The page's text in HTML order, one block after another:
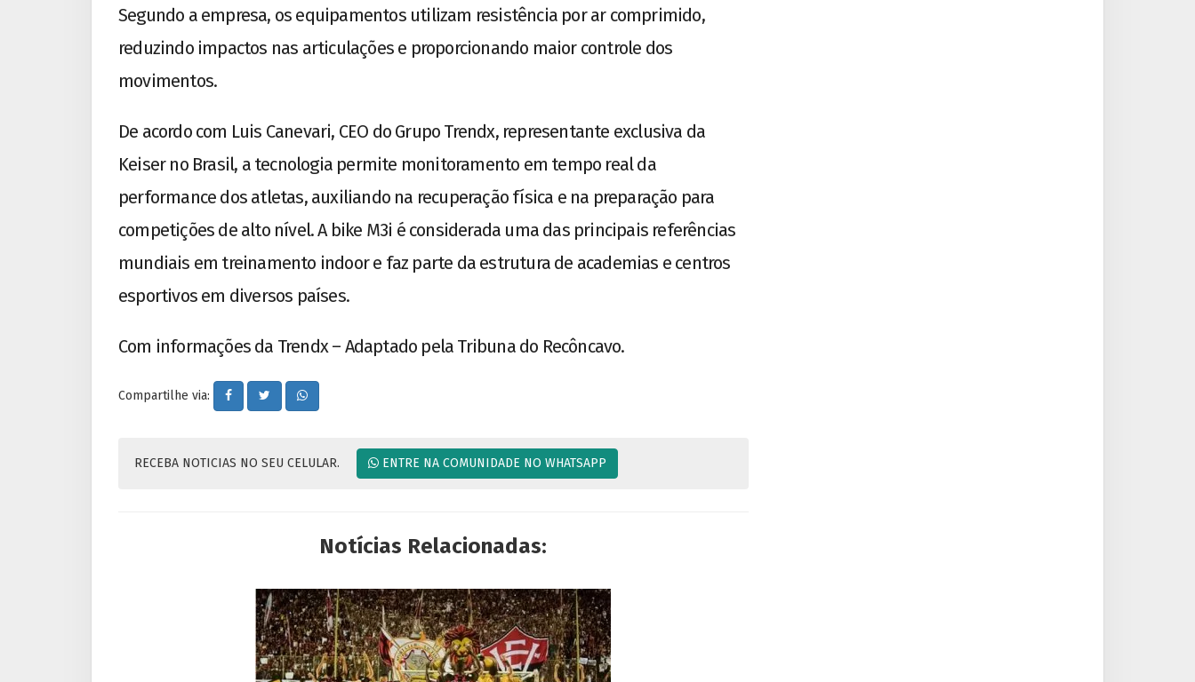
Segundo a empresa, os equipamentos utilizam resistência por ar comprimido,
reduzindo impactos nas articulações e proporcionando maior controle dos
movimentos.
De acordo com Luis Canevari, CEO do Grupo Trendx, representante exclusiva da
Keiser no Brasil, a tecnologia permite monitoramento em tempo real da
performance dos atletas, auxiliando na recuperação física e na preparação para
competições de alto nível. A bike M3i é considerada uma das principais referências
mundiais em treinamento indoor e faz parte da estrutura de academias e centros
esportivos em diversos países.
Com informações da Trendx – Adaptado pela Tribuna do Recôncavo.
Compartilhe via:
RECEBA NOTICIAS NO SEU CELULAR. ENTRE NA COMUNIDADE NO WHATSAPP
Notícias Relacionadas: